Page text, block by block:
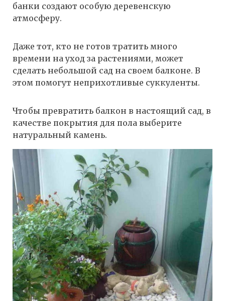
банки создают особую деревенскую
атмосферу.
Даже тот, кто не готов тратить много
времени на уход за растениями, может
сделать небольшой сад на своем балконе. В
этом помогут неприхотливые суккуленты.
Чтобы превратить балкон в настоящий сад, в
качестве покрытия для пола выберите
натуральный камень.